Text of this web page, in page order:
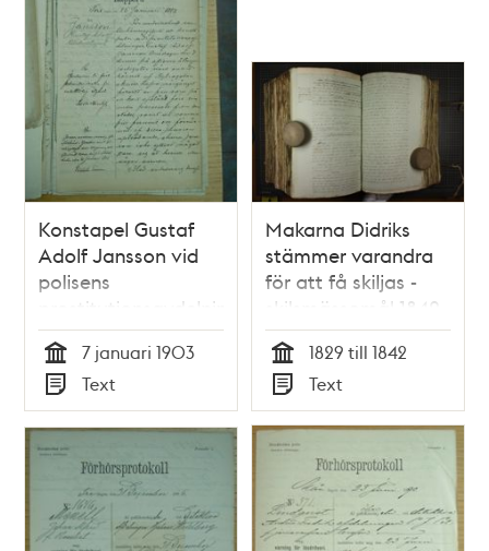
Konstapel Gustaf
Adolf Jansson vid
polisens
prostitutionsavdelning
varnas för oförstånd
i tjänsten. Rapport
och PM 1903
Tid
7 januari 1903
Typ
Text
Makarna Didriks
stämmer varandra
för att få skiljas -
skilsmässomål 1842
Tid
1829 till 1842
Typ
Text